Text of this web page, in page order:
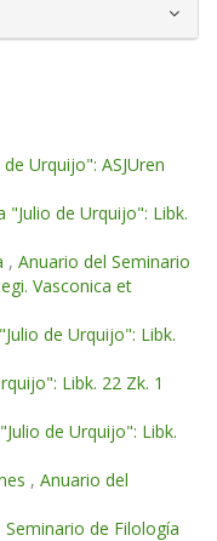
Urquijo": ASJUren
"Julio de Urquijo": Libk.
, Anuario del Seminario
Vasconica et
de Urquijo": Libk.
Libk. 22 Zk. 1
de Urquijo": Libk.
, Anuario del
Seminario de Filología